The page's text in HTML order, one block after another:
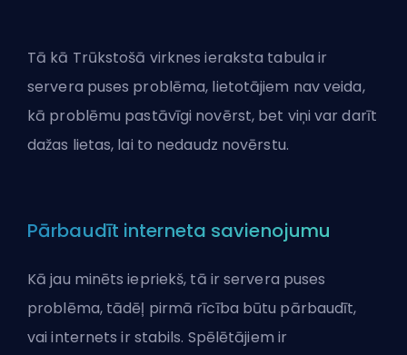
Tā kā Trūkstošā virknes ieraksta tabula ir
servera puses problēma, lietotājiem nav veida,
kā problēmu pastāvīgi novērst, bet viņi var darīt
dažas lietas, lai to nedaudz novērstu.
Pārbaudīt interneta savienojumu
Kā jau minēts iepriekš, tā ir servera puses
problēma, tādēļ pirmā rīcība būtu pārbaudīt,
vai internets ir stabils. Spēlētājiem ir